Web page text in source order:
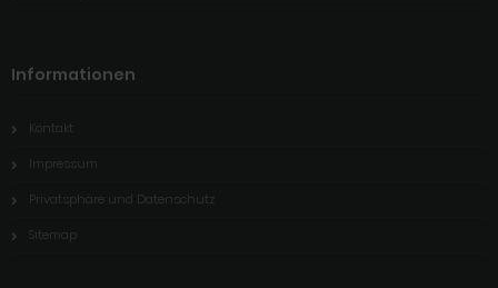
Informationen
Kontakt
Impressum
Privatsphäre und Datenschutz
Sitemap